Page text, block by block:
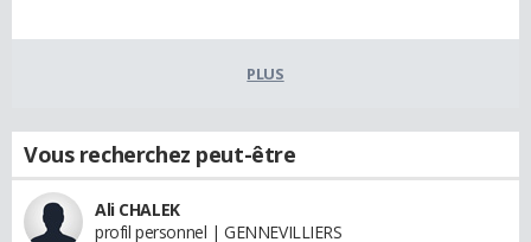
PLUS
Vous recherchez peut-être
Ali CHALEK
profil personnel | GENNEVILLIERS